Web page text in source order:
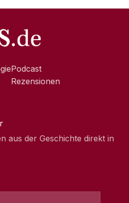
Podcast
Rezensionen
aus der Geschichte direkt in